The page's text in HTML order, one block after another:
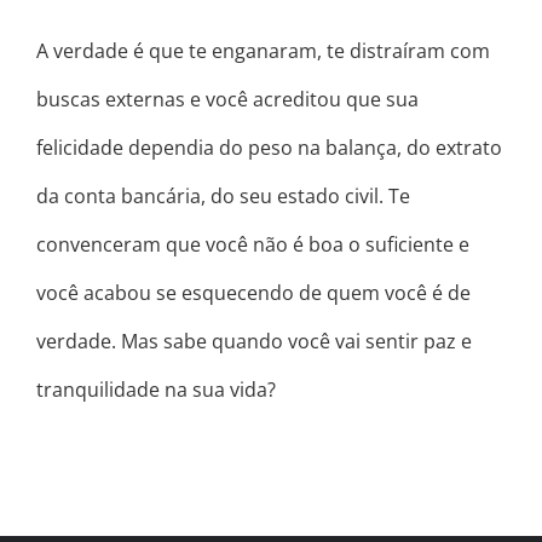
A verdade é que te enganaram, te distraíram com
buscas externas e você acreditou que sua
felicidade dependia do peso na balança, do extrato
da conta bancária, do seu estado civil. Te
convenceram que você não é boa o suficiente e
você acabou se esquecendo de quem você é de
verdade. Mas sabe quando você vai sentir paz e
tranquilidade na sua vida?